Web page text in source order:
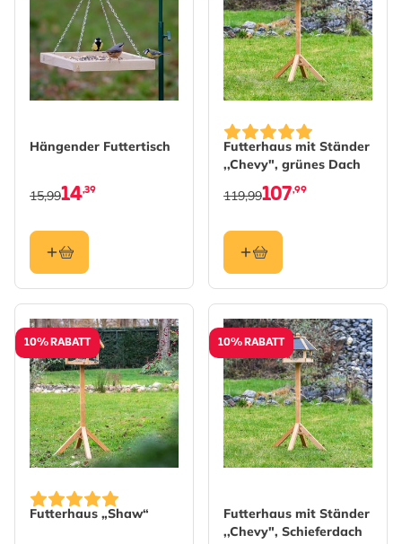
Hängender Futtertisch
14,39
15,99
Futterhaus mit Ständer
,,Chevy", grünes Dach
107,99
119,99
10% RABATT
Futterhaus „Shaw“
10% RABATT
Futterhaus mit Ständer
,,Chevy", Schieferdach